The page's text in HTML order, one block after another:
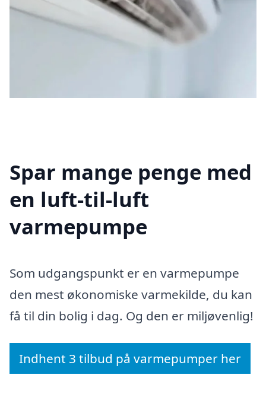
Spar mange penge med
en luft-til-luft
varmepumpe
Som udgangspunkt er en varmepumpe
den mest økonomiske varmekilde, du kan
få til din bolig i dag. Og den er miljøvenlig!
Indhent 3 tilbud på varmepumper her